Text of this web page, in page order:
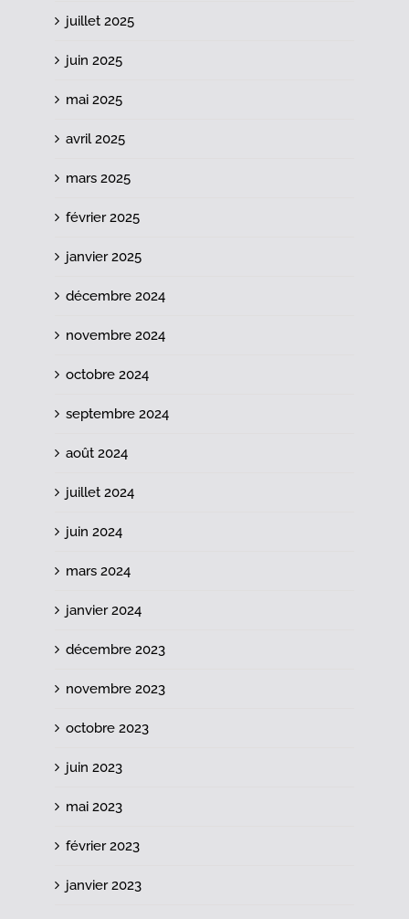
juillet 2025
juin 2025
mai 2025
avril 2025
mars 2025
février 2025
janvier 2025
décembre 2024
novembre 2024
octobre 2024
septembre 2024
août 2024
juillet 2024
juin 2024
mars 2024
janvier 2024
décembre 2023
novembre 2023
octobre 2023
juin 2023
mai 2023
février 2023
janvier 2023